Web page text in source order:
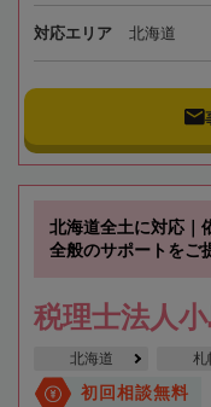
対応エリア 北海道
北海道全土に対応｜
全般のサポートをご
税理士法人
北海道 札
初回相談無料